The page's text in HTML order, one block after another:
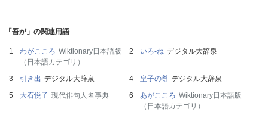
「吾が」の関連用語
わがこころ Wiktionary日本語版
（日本語カテゴリ）
いろ‐ね デジタル大辞泉
引き出 デジタル大辞泉 皇子の尊 デジタル大辞泉
大石悦子 現代俳句人名事典 あがこころ Wiktionary日本語版
（日本語カテゴリ）